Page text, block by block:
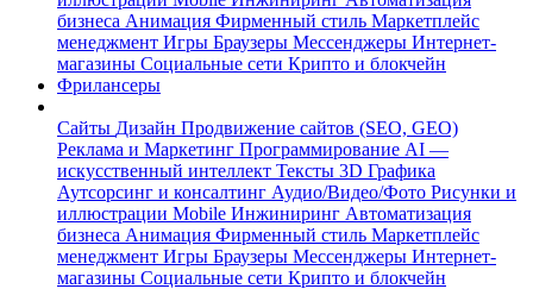
бизнеса Анимация Фирменный стиль Маркетплейс
менеджмент Игры Браузеры Мессенджеры Интернет-
магазины Социальные сети Крипто и блокчейн
Фрилансеры
Сайты Дизайн Продвижение сайтов (SEO, GEO)
Реклама и Маркетинг Программирование AI —
искусственный интеллект Тексты 3D Графика
Аутсорсинг и консалтинг Аудио/Видео/Фото Рисунки и
иллюстрации Mobile Инжиниринг Автоматизация
бизнеса Анимация Фирменный стиль Маркетплейс
менеджмент Игры Браузеры Мессенджеры Интернет-
магазины Социальные сети Крипто и блокчейн